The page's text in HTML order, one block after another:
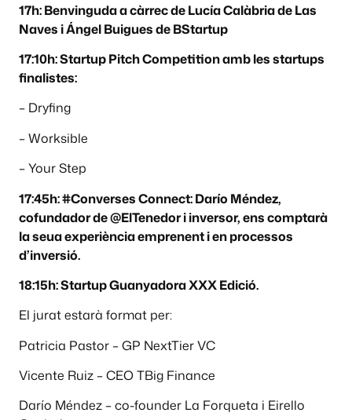
17h: Benvinguda a càrrec de Lucía Calàbria de Las
Naves i Ángel Buigues de BStartup
17:10h: Startup Pitch Competition amb les startups
finalistes:
– Dryfing
– Worksible
– Your Step
17:45h: #Converses Connect: Darío Méndez,
cofundador de @ElTenedor i inversor, ens comptarà
la seua experiència emprenent i en processos
d’inversió.
18:15h: Startup Guanyadora XXX Edició.
El jurat estarà format per:
Patricia Pastor – GP NextTier VC
Vicente Ruiz – CEO TBig Finance
Darío Méndez – co-founder La Forqueta i Eirello